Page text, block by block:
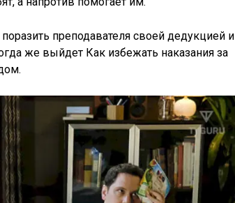
преподавателя своей дедукцией и
же выйдет Как избежать наказания за